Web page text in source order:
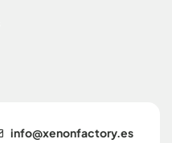
se.yrotcafnonex@ofni